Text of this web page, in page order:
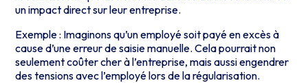
un impact direct sur leur entreprise.
Exemple : Imaginons qu’un employé soit payé en excès à
cause d’une erreur de saisie manuelle. Cela pourrait non
seulement coûter cher à l’entreprise, mais aussi engendrer
des tensions avec l’employé lors de la régularisation.